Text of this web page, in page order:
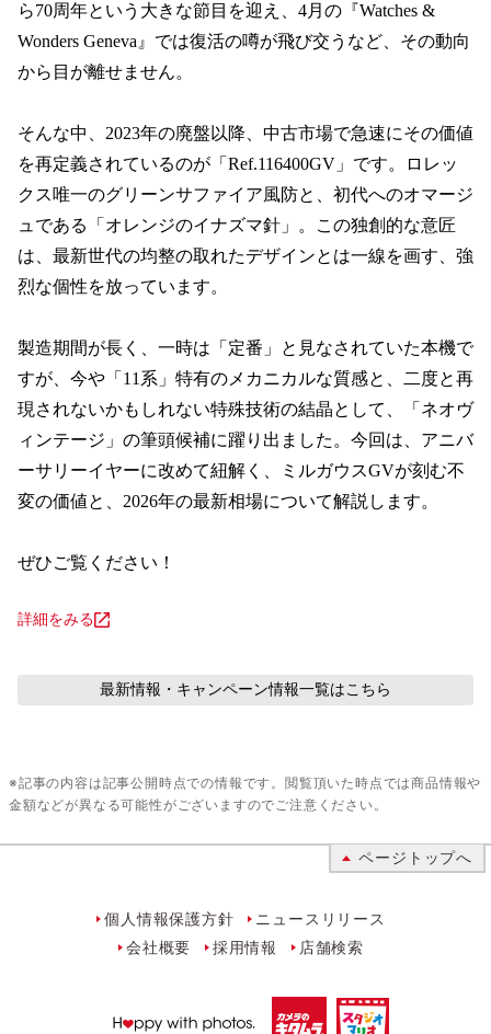
ら70周年という大きな節目を迎え、4月の『Watches &
Wonders Geneva』では復活の噂が飛び交うなど、その動向
から目が離せません。
そんな中、2023年の廃盤以降、中古市場で急速にその価値
を再定義されているのが「Ref.116400GV」です。ロレッ
クス唯一のグリーンサファイア風防と、初代へのオマージ
ュである「オレンジのイナズマ針」。この独創的な意匠
は、最新世代の均整の取れたデザインとは一線を画す、強
烈な個性を放っています。
製造期間が長く、一時は「定番」と見なされていた本機で
すが、今や「11系」特有のメカニカルな質感と、二度と再
現されないかもしれない特殊技術の結晶として、「ネオヴ
ィンテージ」の筆頭候補に躍り出ました。今回は、アニバ
ーサリーイヤーに改めて紐解く、ミルガウスGVが刻む不
変の価値と、2026年の最新相場について解説します。
ぜひご覧ください！
詳細をみる
最新情報・キャンペーン情報一覧はこちら
※記事の内容は記事公開時点での情報です。閲覧頂いた時点では商品情報や
金額などが異なる可能性がございますのでご注意ください。
ページトップへ
個人情報保護方針
ニュースリリース
会社概要
採用情報 店舗検索